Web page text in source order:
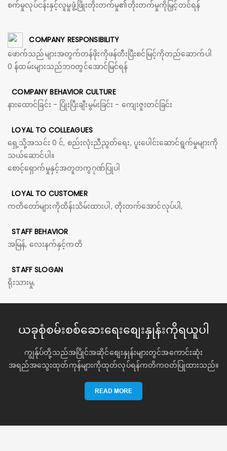
စက်မှုလုပ်ငန်းနှင့်လူမှုဖွံ့ဖြိုးတိုးတက်မှု၏တိုးတက်မှုကိုမြှင့်တင်ရန်
COMPANY RESPONSIBILITY
ဖောက်သည်များအတွက်တန်ဖိုးကိုဖန်တီးပြီးစင်မြင့်ကိုတည်ဆောက်ပါ
0 န်ထမ်းများသည်ဘဝတွင်အောင်မြင်ရန်
COMPANY BEHAVIOR CULTURE
နားထောင်ခြင်း - ပြုံးပြီးချီးမွမ်းခြင်း - ကျေးဇူးတင်ခြင်း
LOYAL TO COLLEAGUES
ရှေ့သို့အသင်း 0 င်, စည်းလုံးညီညွတ်ရေး, ပူးပေါင်းဆောင်ရွက်မှုများကို
သယ်ဆောင်ပါ။
စောင့်ရှောက်မှုနှင့်အတူတကွဂုဏ်ပြုပါ
LOYAL TO CUSTOMER
ကတိတော်များကိုထိန်းသိမ်းထားပါ, တိုးတက်အောင်လုပ်ပါ,
STAFF BEHAVIOR
အမြန်, လေးနက်နှင့်ကတိ
STAFF SLOGAN
ရိုးသားမှု,
ယခုစုံစမ်းစစ်ဆေးရေးစျေးနှုန်းကိုရယူပါ
ကျွန်ုပ်တို့သည်အပြိုင်အဆိုင်စျေးနှုန်းများတွင်အကောင်းဆုံး
အရည်အသွေးထုတ်ကုန်များကိုထုတ်လုပ်ရန်ကတိကဝတ်ပြုထားသည်။
READ MORE